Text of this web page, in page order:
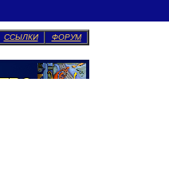
ССЫЛКИ ФОРУМ